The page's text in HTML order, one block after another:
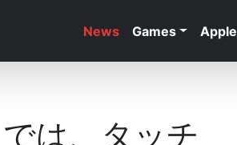
News Games Apple
は、タッチ